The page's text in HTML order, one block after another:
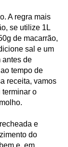
A regra mais
se utilize 1L
de macarrão,
sal e um
antes de
tempo de
receita, vamos
terminar o
e
do
e, em